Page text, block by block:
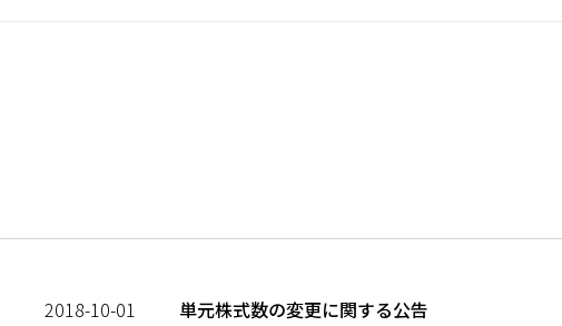
2018-10-01 単元株式数の変更に関する公告